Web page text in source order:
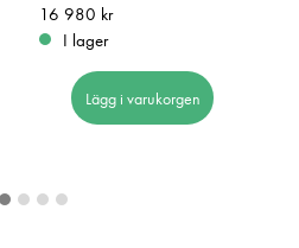
Pris :16 980 kr
16 980 kr
I lager
Lägg i varukorgen